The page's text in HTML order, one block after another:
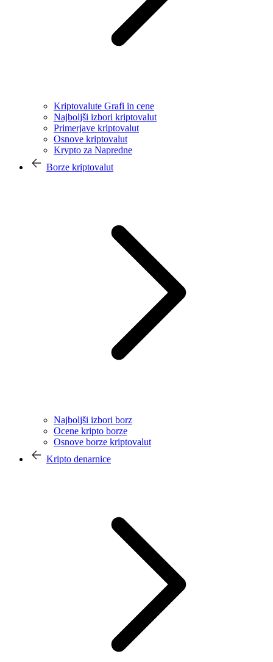
Kriptovalute Grafi in cene
Najboljši izbori kriptovalut
Primerjave kriptovalut
Osnove kriptovalut
Krypto za Napredne
Borze kriptovalut
Najboljši izbori borz
Ocene kripto borze
Osnove borze kriptovalut
Kripto denarnice